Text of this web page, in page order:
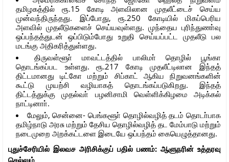
தமிழகத்தில் ரூ.15 கோடி அளவிலான முதலீட்டைச் செய்ய
முன்வந்திருந்தது. இப்போது, ரூ.250 கோடியில் மிகப்பெரிய
அளவில் முதலீடுகளைச் செய்யவுள்ளது. முந்தைய புரிந்துணா்வு
ஒப்பந்தத்துடன் ஒப்பிடும்போது உறுதி செய்யப்பட்ட முதலீடு பல
மடங்கு அதிகரித்துள்ளது.
திருவள்ளூா் மாவட்டத்தில் பாலிமா் தொழில் பூங்கா
தொடங்கப்பட உள்ளது. ரூ.217 கோடி முதலீட்டிலான இந்தத்
திட்டமானது டிட்கோ மற்றும் சிப்காட் ஆகிய நிறுவனங்களின்
கூட்டு முயற்சி வழியாகத் தொடங்கப்படுகிறது. இந்தத்
திட்டத்துக்கு முதல்வா் பழனிசாமி வெள்ளிக்கிழமை அடிக்கல்
நாட்டினாா்.
மேலும், சென்னை- பெங்களூா் தொழில்வழித் தடம் தொடா்பாக
தமிழ்நாடு அரசு மற்றும் தேசிய தொழில்வழித் தட மேம்பாடு மற்றும்
நடைமுறை அறக்கட்டளை இடையே ஒப்பந்தம் கையெழுத்தானது.
புதுச்சேரியில் இலவச அரிசிக்குப் பதில் பணம்: ஆளுநரின் உத்தரவு
செல்லும்